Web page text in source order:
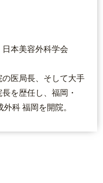
本美容外科学会
医局長、そして大手
を歴任し、福岡・
科 福岡を開院。